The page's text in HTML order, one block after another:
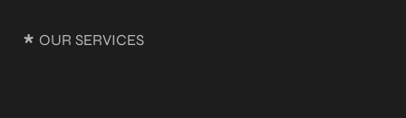
* OUR SERVICES